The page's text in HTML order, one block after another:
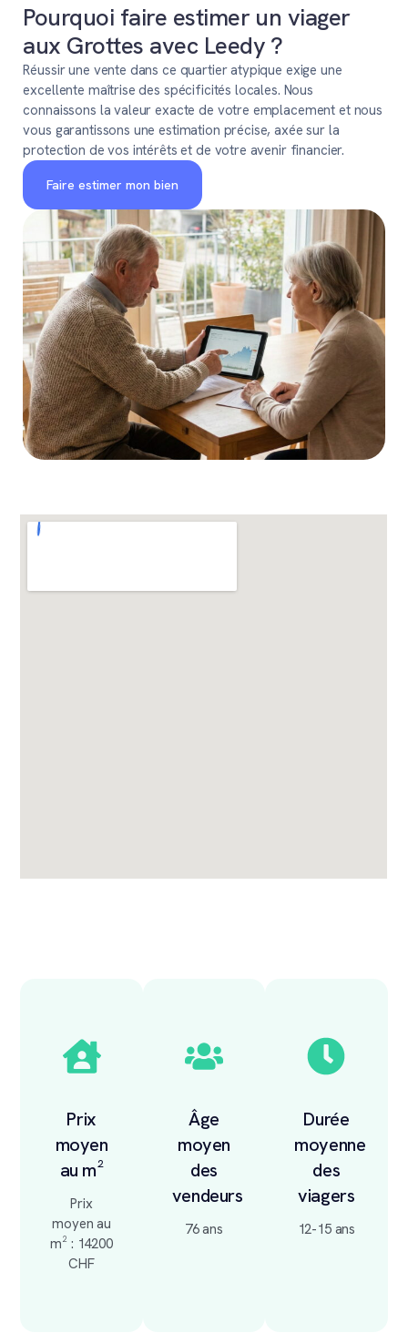
Pourquoi faire estimer un viager
aux Grottes avec Leedy ?
Réussir une vente dans ce quartier atypique exige une
excellente maîtrise des spécificités locales. Nous
connaissons la valeur exacte de votre emplacement et nous
vous garantissons une estimation précise, axée sur la
protection de vos intérêts et de votre avenir financier.
Faire estimer mon bien
Prix
moyen
au m²
Prix
moyen au
m² : 14200
CHF
Âge
moyen
des
vendeurs
76 ans
Durée
moyenne
des
viagers
12-15 ans